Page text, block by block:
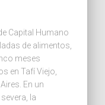
Capital Humano
de alimentos,
meses
en Tafí Viejo,
En un
la